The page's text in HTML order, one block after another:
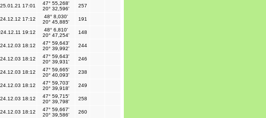
17:01
47° 55,268'
20° 32,596'
257
17:12
48° 8,030'
20° 45,885'
191
19:12
48° 6,810'
20° 47,254'
148
18:12
47° 59,643'
20° 39,992'
244
18:12
47° 59,643'
20° 39,931'
246
18:12
47° 59,665'
20° 40,093'
238
18:12
47° 59,703'
20° 39,918'
249
18:12
47° 59,715'
20° 39,798'
258
18:12
47° 59,667'
20° 39,586'
260